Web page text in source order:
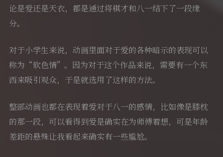
论是爱还是天衣，都是通过将棋才和八一结下了一段缘
分。
对于小学生来说，动画里面对于爱的各种暗示的表现可以
称为“软色情”。因为对于这个作品来说，需要有一个东
西来吸引观众，于是就选用了这样的方法。
整部动画也都在表现着爱对于八一的感情，比如像是膝枕
的那一段，可以看得到爱是确实在为师傅着想，可是年龄
差距的悬殊让我看起来确实有一些尴尬。